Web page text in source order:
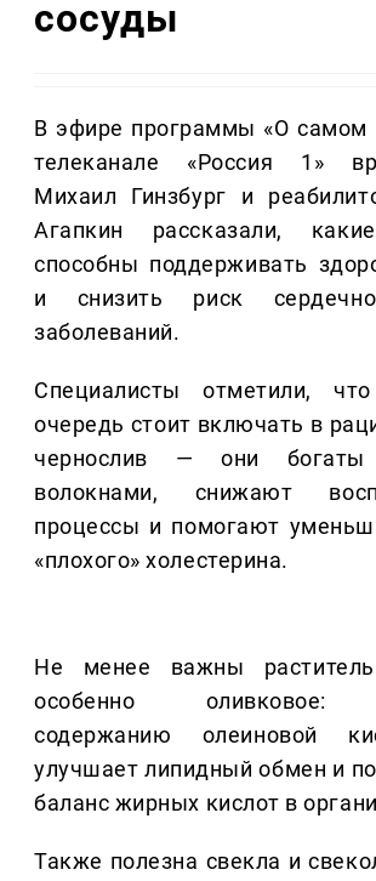
сосуды
В эфире программы «О самом
телеканале «Россия 1»
Михаил Гинзбург и
Агапкин рассказали,
способны поддерживать
и снизить риск сердечно-
заболеваний.
Специалисты отметили,
очередь стоит включать в
чернослив — они богаты
волокнами, снижают
процессы и помогают
«плохого» холестерина.
Не менее важны
особенно оливковое:
содержанию олеиновой
улучшает липидный обмен и
баланс жирных кислот в
Также полезна свекла и